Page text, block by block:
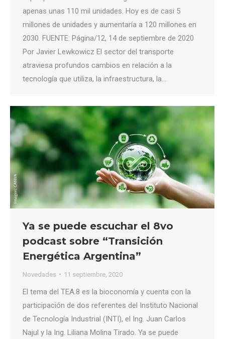
apenas unas 110 mil unidades. Hoy es de casi 5
millones de unidades y aumentaría a 120 millones en
2030. FUENTE: Página/12, 14 de septiembre de 2020
Por Javier Lewkowicz El sector del transporte
atraviesa profundos cambios en relación a la
tecnología que utiliza, la infraestructura, la…
Ya se puede escuchar el 8vo
podcast sobre “Transición
Energética Argentina”
Novedades 11 septiembre, 2020
El tema del TEA.8 es la bioconomía y cuenta con la
participación de dos referentes del Instituto Nacional
de Tecnología Industrial (INTI), el Ing. Juan Carlos
Najul y la Ing. Liliana Molina Tirado. Ya se puede